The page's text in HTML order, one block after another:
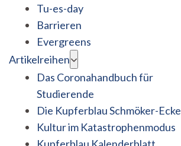
Tu-es-day
Barrieren
Evergreens
Artikelreihen
Das Coronahandbuch für
Studierende
Die Kupferblau Schmöker-Ecke
Kultur im Katastrophenmodus